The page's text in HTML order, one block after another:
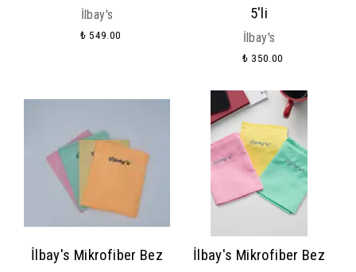
İlbay's
₺ 549.00
5'li
İlbay's
₺ 350.00
İlbay's Mikrofiber Bez
İlbay's Mikrofiber Bez